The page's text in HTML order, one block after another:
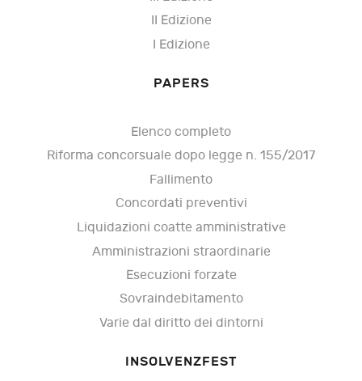
II Edizione
I Edizione
PAPERS
Elenco completo
Riforma concorsuale dopo legge n. 155/2017
Fallimento
Concordati preventivi
Liquidazioni coatte amministrative
Amministrazioni straordinarie
Esecuzioni forzate
Sovraindebitamento
Varie dal diritto dei dintorni
INSOLVENZFEST